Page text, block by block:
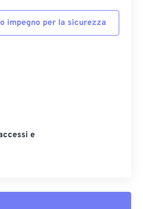
impegno per la sicurezza
e